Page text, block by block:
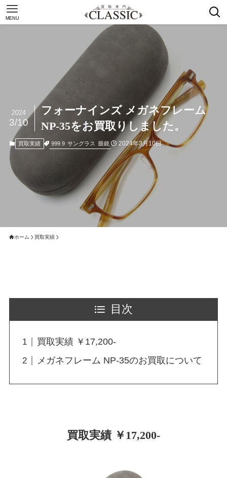
MENU
フォーナインズ メガネフレーム
NP-35をお買取りしました。
2024
3/10
買取実績 999.9 サングラス 眼鏡 2024年3月10日
ホーム 買取実績
目次
買取実績 ￥17,200-
メガネフレーム NP-35のお買取について
買取実績 ￥17,200-